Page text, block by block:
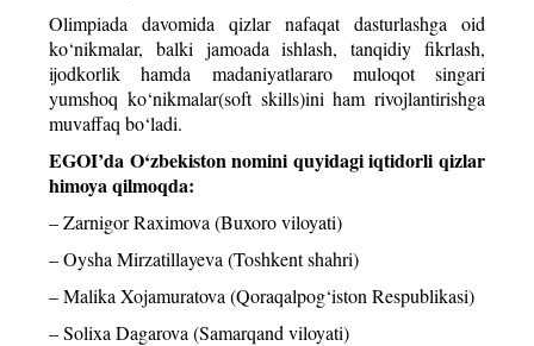
Olimpiada davomida qizlar nafaqat dasturlashga oid
ko‘nikmalar, balki jamoada ishlash, tanqidiy fikrlash,
ijodkorlik hamda madaniyatlararo muloqot singari
yumshoq ko‘nikmalar(soft skills)ini ham rivojlantirishga
muvaffaq bo‘ladi.
EGOI’da O‘zbekiston nomini quyidagi iqtidorli qizlar
himoya qilmoqda:
– Zarnigor Raximova (Buxoro viloyati)
– Oysha Mirzatillayeva (Toshkent shahri)
– Malika Xojamuratova (Qoraqalpog‘iston Respublikasi)
– Solixa Dagarova (Samarqand viloyati)